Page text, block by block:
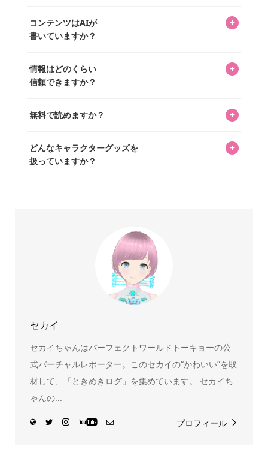
があり、そこからジャンプできます。
ています。記事内の99%を超えるほぼすべての写真も、1枚
ずつ心を込めて自分たちで撮影したものです。さらに、10
ッズを収集し、月に1,000点の新商品を選定・購入する編集
長KOSが全記事を監修しています。
コンテンツはAIが
書いていますか？
+
書いています。AIは使用していません。編集長KOSが最終確
認を行い、手動で更新しています。
情報はどのくらい
信頼できますか？
+
いをお届けすることは保証します。なお、記事内に価格は
め、正確な情報をお伝えできないからです。
無料で読めますか？ +
どんなキャラクターグッズを
扱っていますか？
+
ーをいち早く皆さんにお届けすることも、私たちの使命の
セカイ
セカイちゃんはパーフェクトワールドトーキョーの公
式バーチャルレポーター。このセカイの“かわいい”を取
材して、「ときめきログ」を集めています。 セカイち
ゃんの...
プロフィール